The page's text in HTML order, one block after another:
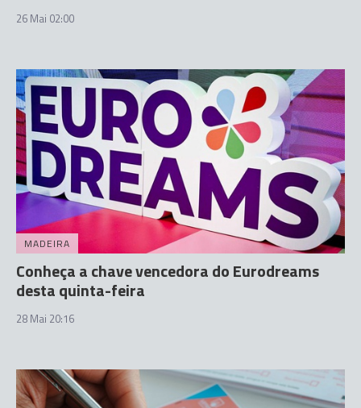
26 Mai 02:00
MADEIRA
Conheça a chave vencedora do Eurodreams
desta quinta-feira
28 Mai 20:16